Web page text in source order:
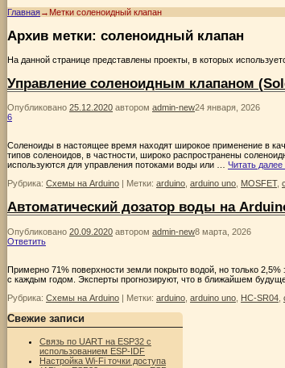
Главная→Метки соленоидный клапан
Архив метки: соленоидный клапан
На данной странице представлены проекты, в которых
Управление соленоидным клапаном
Опубликовано 25.12.2020 автором admin-new24 января, 2026
6
Соленоиды в настоящее время находят широкое применение в
типов соленоидов, в частности, широко распространены
используются для управления потоками воды или … Читать далее
Рубрика: Схемы на Arduino Метки: arduino arduino uno MOSFET,
Автоматический дозатор воды на
Опубликовано 20.09.2020 автором admin-new8 марта, 2026
Ответить
Примерно 71% поверхности земли покрыто водой, но только
с каждым годом. Эксперты прогнозируют, что в ближайшем
Рубрика: Схемы на Arduino | Метки: arduino arduino uno HC-SR04
Свежие записи
Связь по UART на ESP32 с
использованием ESP-IDF
Настройка Wi-Fi точки доступа